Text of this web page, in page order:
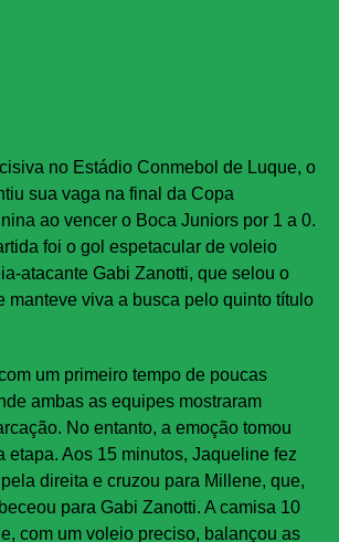
no Estádio Conmebol de Luque, o
sua vaga na final da Copa
ao vencer o Boca Juniors por 1 a 0.
foi o gol espetacular de voleio
atacante Gabi Zanotti, que selou o
manteve viva a busca pelo quinto título
um primeiro tempo de poucas
ambas as equipes mostraram
No entanto, a emoção tomou
etapa. Aos 15 minutos, Jaqueline fez
direita e cruzou para Millene, que,
para Gabi Zanotti. A camisa 10
com um voleio preciso, balançou as